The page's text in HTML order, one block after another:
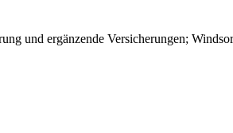
und ergänzende Versicherungen;